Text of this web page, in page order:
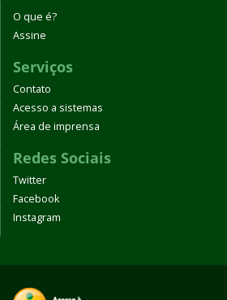
O que é?
Assine
Serviços
Contato
Acesso a sistemas
Área de imprensa
Redes Sociais
Twitter
Facebook
Instagram